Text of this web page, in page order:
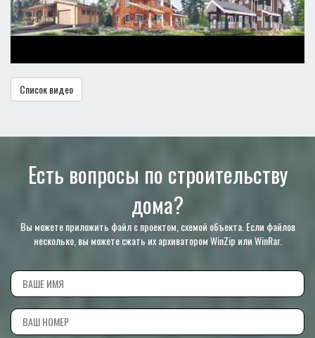
Список видео
Есть вопросы по строительству
дома?
Вы можете приложить файл с проектом, схемой объекта. Если файлов
несколько, вы можете сжать их архиватором WinZip или WinRar.